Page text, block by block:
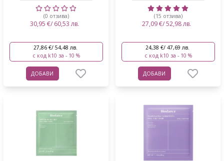
(0 отзива)
30,95 €/ 60,53 лв.
27,86 €/ 54,48 лв.
с код k10 за - 10 %
ДОБАВИ
(15 отзива)
27,09 €/ 52,98 лв.
24,38 €/ 47,69 лв.
с код k10 за - 10 %
ДОБАВИ